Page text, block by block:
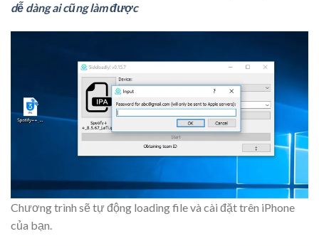
dễ dàng ai cũng làm được
Chương trình sẽ tự động loading file và cài đặt trên iPhone
của bạn.